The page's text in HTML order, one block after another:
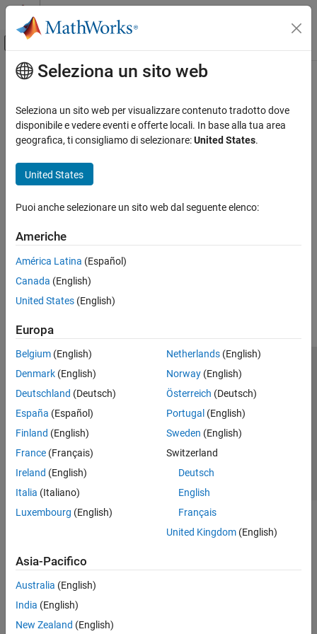
Vai al contenuto
Attiva/disattiva menu di navigazione
Pagina iniziale della documentazione
Contenuto principale
How useful was this information?
Seleziona un sito web
Seleziona un sito web per visualizzare contenuto tradotto dove
disponibile e vedere eventi e offerte locali. In base alla tua area
geografica, ti consigliamo di selezionare:United States.
United States
Puoi anche selezionare un sito web dal seguente elenco:
Americhe
América Latina (Español)
Canada (English)
United States (English)
Europa
Belgium (English)
Denmark (English)
Deutschland (Deutsch)
España (Español)
Finland (English)
France (Français)
Ireland (English)
Italia (Italiano)
Luxembourg (English)
Netherlands(English)
Norway(English)
Österreich (Deutsch)
Portugal (English)
Sweden (English)
Switzerland
Deutsch
English
Français
United Kingdom(English)
Asia-Pacifico
Australia (English)
India (English)
New Zealand (English)
Centro di fiducia
Informativa sulla privacy
Antipirateria
Stato dell'applicazione
Contatti
© 1994-2026 The MathWorks, Inc.